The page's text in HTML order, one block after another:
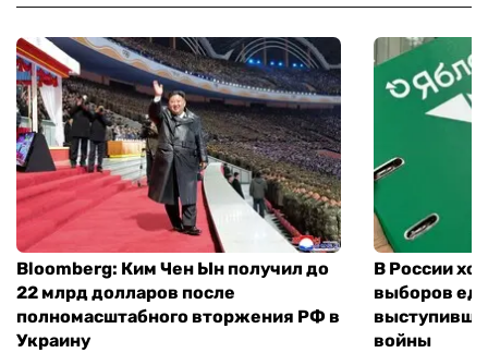
Bloomberg: Ким Чен Ын получил до
22 млрд долларов после
полномасштабного вторжения РФ в
Украину
В России
выборов
войны